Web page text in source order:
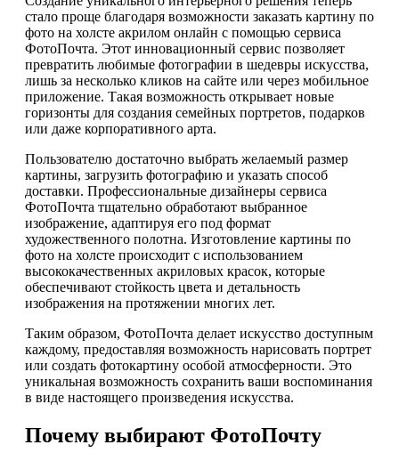
стало проще благодаря возможности заказать картину по
фото на холсте акрилом онлайн с помощью сервиса
ФотоПочта. Этот инновационный сервис позволяет
превратить любимые фотографии в шедевры искусства,
лишь за несколько кликов на сайте или через мобильное
приложение. Такая возможность открывает новые
горизонты для создания семейных портретов, подарков
или даже корпоративного арта.
Пользователю достаточно выбрать желаемый размер
картины, загрузить фотографию и указать способ
доставки. Профессиональные дизайнеры сервиса
ФотоПочта тщательно обработают выбранное
изображение, адаптируя его под формат
художественного полотна. Изготовление картины по
фото на холсте происходит с использованием
высококачественных акриловых красок, которые
обеспечивают стойкость цвета и детальность
изображения на протяжении многих лет.
Таким образом, ФотоПочта делает искусство доступным
каждому, предоставляя возможность нарисовать портрет
или создать фотокартину особой атмосферности. Это
уникальная возможность сохранить ваши воспоминания
в виде настоящего произведения искусства.
Почему выбирают ФотоПочту